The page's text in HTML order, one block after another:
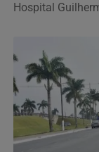
Hospital